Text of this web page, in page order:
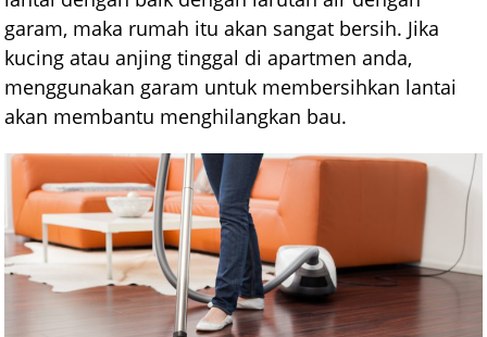
garam, maka rumah itu akan sangat bersih. Jika
kucing atau anjing tinggal di apartmen anda,
menggunakan garam untuk membersihkan lantai
akan membantu menghilangkan bau.